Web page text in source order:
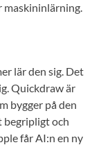
maskininlärning.
lär den sig. Det
Quickdraw är
bygger på den
begripligt och
får AI:n en ny